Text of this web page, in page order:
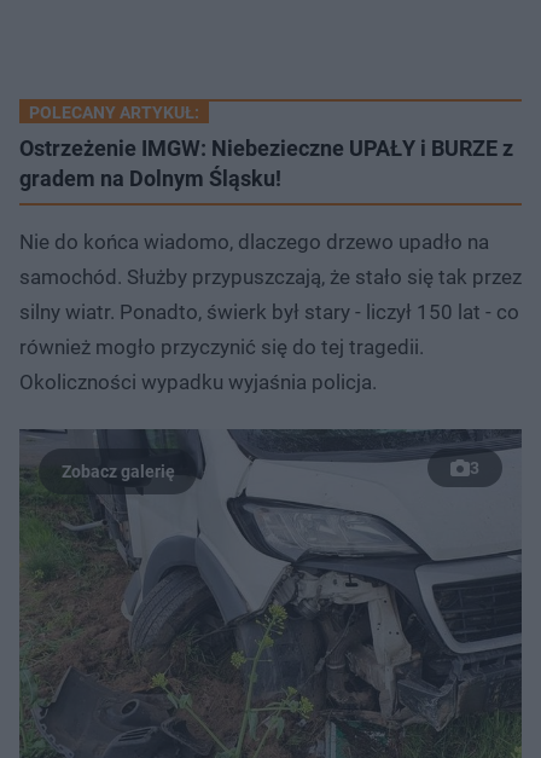
POLECANY ARTYKUŁ:
Ostrzeżenie IMGW: Niebezieczne UPAŁY i BURZE z
gradem na Dolnym Śląsku!
Nie do końca wiadomo, dlaczego drzewo upadło na
samochód. Służby przypuszczają, że stało się tak przez
silny wiatr. Ponadto, świerk był stary - liczył 150 lat - co
również mogło przyczynić się do tej tragedii.
Okoliczności wypadku wyjaśnia policja.
3